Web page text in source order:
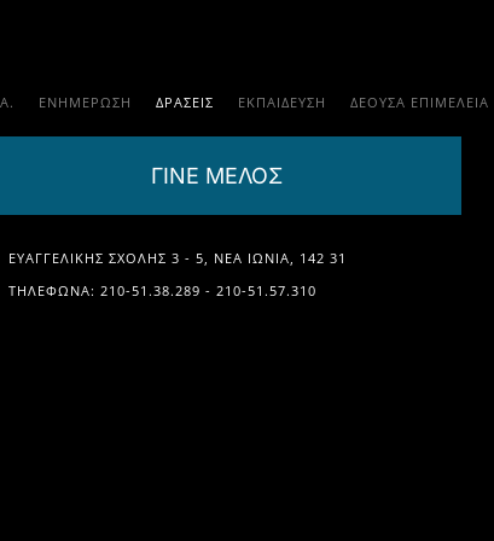
ΕΝΗΜΕΡΩΣΗ ΔΡΑΣΕΙΣ ΕΚΠΑΊΔΕΥΣΗ ΔΕΟΥΣΑ ΕΠΙΜΕΛΕΙΑ
ΓΙΝΕ ΜΕΛΟΣ
ΕΥΑΓΓΕΛΙΚΉΣ ΣΧΟΛΉΣ 3 - 5, ΝΈΑ ΙΩΝΊΑ, 142 31
ΤΗΛΈΦΩΝΑ: 210-51.38.289 - 210-51.57.310